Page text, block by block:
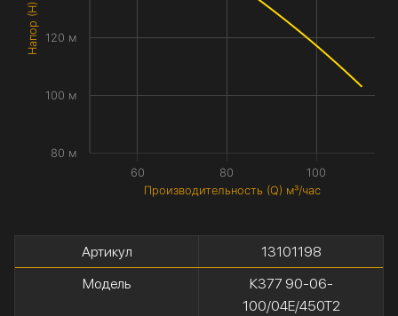
Производительность (Q) м³/час
60 80 100
100 м
120 м
80 м
Артикул
13101198
Модель
К377 90-06-
100/04Е/450Т2